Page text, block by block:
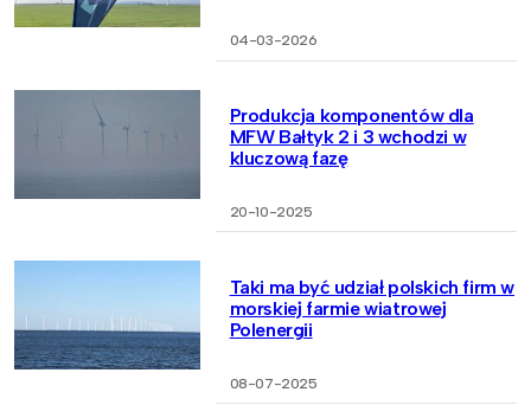
04-03-2026
Produkcja komponentów dla
MFW Bałtyk 2 i 3 wchodzi w
kluczową fazę
20-10-2025
Taki ma być udział polskich firm w
morskiej farmie wiatrowej
Polenergii
08-07-2025